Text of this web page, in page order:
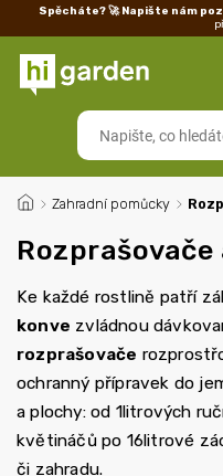
Spěcháte? 🚀 Napište nám
/ Zahradní pomůcky /
Rozprašovače
Ke každé rostlině patří
konve zvládnou
rozprašovače
ochranný přípravek do
a plochy: od 1litrových
květináčů po 16litrové
či zahradu.